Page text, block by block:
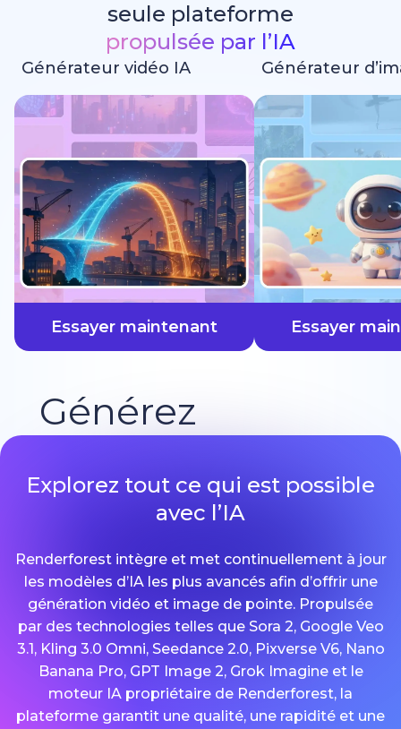
seule plateforme
propulsée par l’IA
Générateur vidéo IA
Essayer maintenant
Générateur
Essayer
Générez
plus vite
Explorez tout ce qui est possible
avec l’IA
Renderforest intègre et met continuellement à jour
les modèles d’IA les plus avancés afin d’offrir une
génération vidéo et image de pointe. Propulsée
par des technologies telles que Sora 2, Google Veo
3.1, Kling 3.0 Omni, Seedance 2.0, Pixverse V6, Nano
Banana Pro, GPT Image 2, Grok Imagine et le
moteur IA propriétaire de Renderforest, la
plateforme garantit une qualité, une rapidité et une